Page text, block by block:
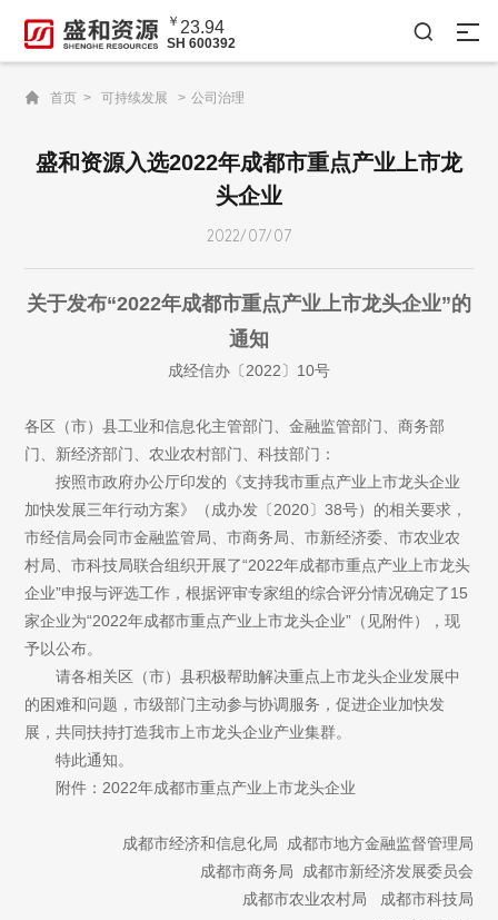
￥ 23.94
SH 600392

 首页 > 可持续发展 > 公司治理
盛和资源入选2022年成都市重点产业上市龙
头企业
2022/07/07
关于发布“2022年成都市重点产业上市龙头企业”的
通知
成经信办〔2022〕10号
各区（市）县工业和信息化主管部门、金融监管部门、商务部
门、新经济部门、农业农村部门、科技部门：
按照市政府办公厅印发的《支持我市重点产业上市龙头企业
加快发展三年行动方案》（成办发〔2020〕38号）的相关要求，
市经信局会同市金融监管局、市商务局、市新经济委、市农业农
村局、市科技局联合组织开展了“2022年成都市重点产业上市龙头
企业”申报与评选工作，根据评审专家组的综合评分情况确定了15
家企业为“2022年成都市重点产业上市龙头企业”（见附件），现
予以公布。
请各相关区（市）县积极帮助解决重点上市龙头企业发展中
的困难和问题，市级部门主动参与协调服务，促进企业加快发
展，共同扶持打造我市上市龙头企业产业集群。
特此通知。
附件：2022年成都市重点产业上市龙头企业
成都市经济和信息化局 成都市地方金融监督管理局
成都市商务局 成都市新经济发展委员会
成都市农业农村局 成都市科技局